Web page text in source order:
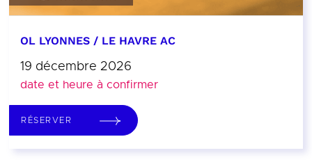
OL LYONNES / LE HAVRE AC
19 décembre 2026
date et heure à confirmer
RÉSERVER